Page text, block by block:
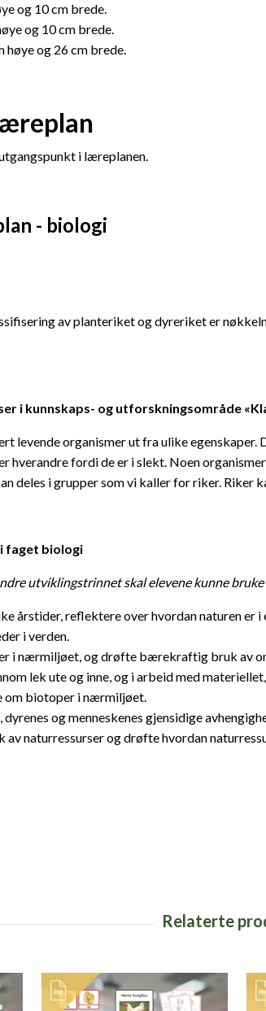
og 10 cm brede.
og 10 cm brede.
høye og 26 cm brede.
i læreplanen.
- biologi
av planteriket og dyreriket er
i kunnskaps- og utforskningsområde
levende organismer ut fra ulike egenskaper.
hverandre fordi de er i slekt. Noen
deles i grupper som vi kaller for riker.
faget biologi
utviklingstrinnet skal elevene kunne
årstider, reflektere over hvordan naturen er
i verden.
i nærmiljøet, og drøfte bærekraftig bruk av
lek ute og inne, og i arbeid med
om biotoper i nærmiljøet.
dyrenes og menneskenes gjensidige
av naturressurser og drøfte hvordan